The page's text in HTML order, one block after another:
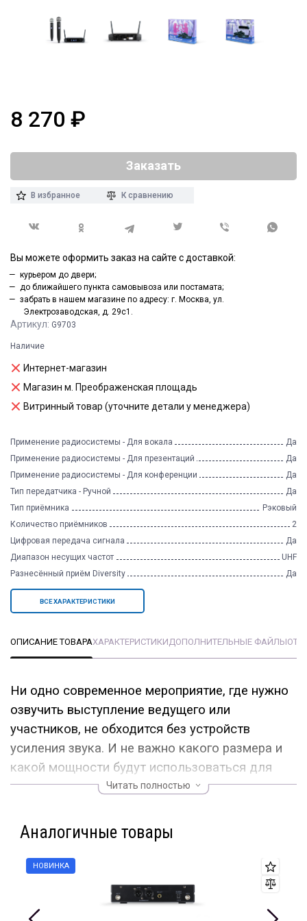
Артикул: G9703
Наличие
Интернет-магазин
Магазин м. Преображенская площадь
Витринный товар (уточните детали у менеджера)
Применение радиосистемы - Для вокала
Да
Применение радиосистемы - Для презентаций
Да
Применение радиосистемы - Для конференции
Да
Тип передатчика - Ручной
Да
Тип приёмника
Рэковый
Количество приёмников
2
Цифровая передача сигнала
Да
Диапазон несущих частот
UHF
Разнесённый приём Diversity
Да
ВСЕ ХАРАКТЕРИСТИКИ
8 270 ₽
Заказать
В избранное К сравнению
Вы можете оформить заказ на сайте с доставкой:
курьером до двери;
до ближайшего пункта самовывоза или постамата;
забрать в нашем магазине по адресу: г. Москва, ул.
Электрозаводская, д. 29с1.
ОПИСАНИЕ ТОВАРАХАРАКТЕРИСТИКИДОПОЛНИТЕЛЬНЫЕ ФАЙЛЫ
Ни одно современное мероприятие, где нужно
озвучить выступление ведущего или
участников, не обходится без устройств
усиления звука. И не важно какого размера и
какой мощности будут использоваться для
этого акустические системы, всё всегда
микрофоны представляли собой достаточно
простое устройство, которое подключалось к
микшеру или усилителю с помощью кабеля.
Этот факт всегда приходилось учитывать
артистам во время выступления, так как
Читать полностью
Аналогичные товары